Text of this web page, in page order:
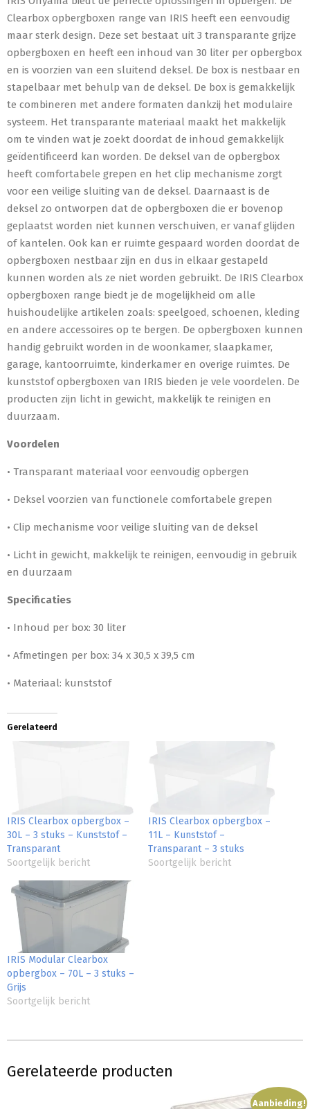
Clearbox opbergboxen range van IRIS heeft een eenvoudig
maar sterk design. Deze set bestaat uit 3 transparante grijze
opbergboxen en heeft een inhoud van 30 liter per opbergbox
en is voorzien van een sluitend deksel. De box is nestbaar en
stapelbaar met behulp van de deksel. De box is gemakkelijk
te combineren met andere formaten dankzij het modulaire
systeem. Het transparante materiaal maakt het makkelijk
om te vinden wat je zoekt doordat de inhoud gemakkelijk
geïdentificeerd kan worden. De deksel van de opbergbox
heeft comfortabele grepen en het clip mechanisme zorgt
voor een veilige sluiting van de deksel. Daarnaast is de
deksel zo ontworpen dat de opbergboxen die er bovenop
geplaatst worden niet kunnen verschuiven, er vanaf glijden
of kantelen. Ook kan er ruimte gespaard worden doordat de
opbergboxen nestbaar zijn en dus in elkaar gestapeld
kunnen worden als ze niet worden gebruikt. De IRIS Clearbox
opbergboxen range biedt je de mogelijkheid om alle
huishoudelijke artikelen zoals: speelgoed, schoenen, kleding
en andere accessoires op te bergen. De opbergboxen kunnen
handig gebruikt worden in de woonkamer, slaapkamer,
garage, kantoorruimte, kinderkamer en overige ruimtes. De
kunststof opbergboxen van IRIS bieden je vele voordelen. De
producten zijn licht in gewicht, makkelijk te reinigen en
duurzaam.
Voordelen
• Transparant materiaal voor eenvoudig opbergen
• Deksel voorzien van functionele comfortabele grepen
• Clip mechanisme voor veilige sluiting van de deksel
• Licht in gewicht, makkelijk te reinigen, eenvoudig in gebruik
en duurzaam
Specificaties
• Inhoud per box: 30 liter
• Afmetingen per box: 34 x 30,5 x 39,5 cm
• Materiaal: kunststof
Gerelateerd
IRIS Clearbox opbergbox –
30L – 3 stuks – Kunststof –
Transparant
Soortgelijk bericht
IRIS Clearbox opbergbox –
11L – Kunststof –
Transparant – 3 stuks
Soortgelijk bericht
IRIS Modular Clearbox
opbergbox – 70L – 3 stuks –
Grijs
Soortgelijk bericht
Gerelateerde producten
Aanbieding!